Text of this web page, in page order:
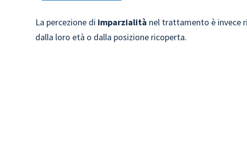
La percezione di imparzialità nel trattamento è invece
dalla loro età o dalla posizione ricoperta.